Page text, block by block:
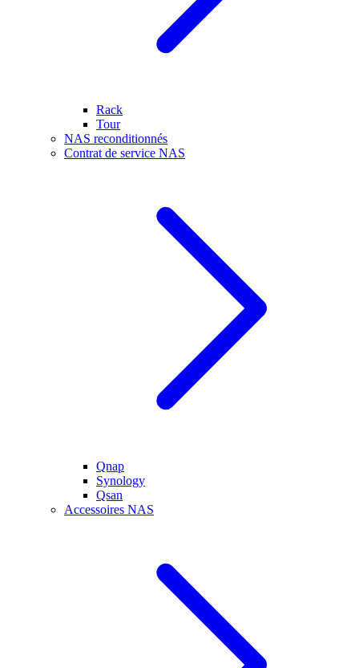
Rack
Tour
NAS reconditionnés
Contrat de service NAS
Qnap
Synology
Qsan
Accessoires NAS